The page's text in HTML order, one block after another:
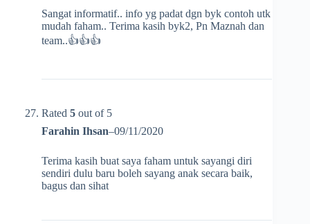
Sangat informatif.. info yg padat dgn byk contoh utk
mudah faham.. Terima kasih byk2, Pn Maznah dan
team..👍👍👍
Rated 5 out of 5
Farahin Ihsan–09/11/2020
Terima kasih buat saya faham untuk sayangi diri
sendiri dulu baru boleh sayang anak secara baik,
bagus dan sihat